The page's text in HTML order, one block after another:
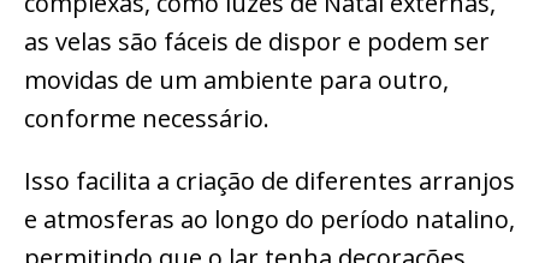
as velas são fáceis de dispor e podem ser
movidas de um ambiente para outro,
conforme necessário.
Isso facilita a criação de diferentes arranjos
e atmosferas ao longo do período natalino,